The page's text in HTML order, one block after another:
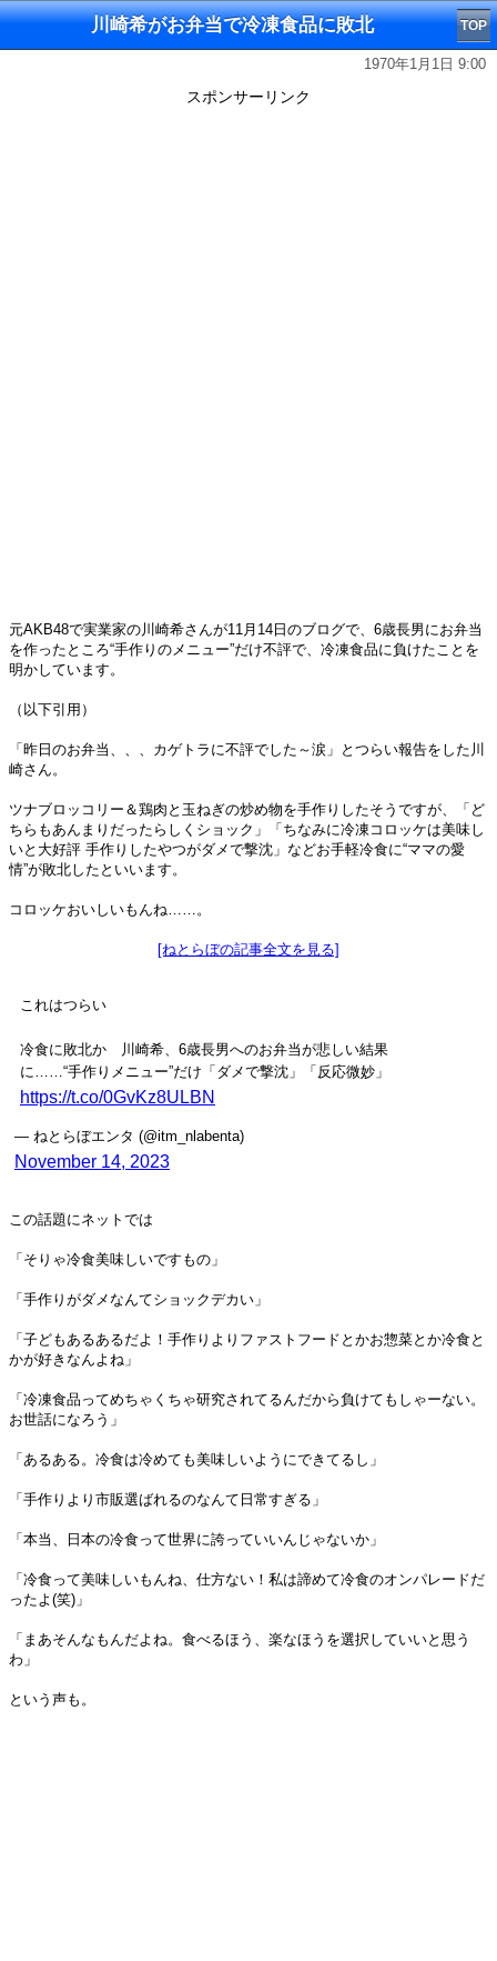
川崎希がお弁当で冷凍食品に敗北 TOP
1970年1月1日 9:00
スポンサーリンク
元AKB48で実業家の川崎希さんが11月14日のブログで、6歳長男にお弁当
を作ったところ“手作りのメニュー”だけ不評で、冷凍食品に負けたことを
明かしています。
（以下引用）
「昨日のお弁当、、、カゲトラに不評でした～涙」とつらい報告をした川
崎さん。
ツナブロッコリー＆鶏肉と玉ねぎの炒め物を手作りしたそうですが、「ど
ちらもあんまりだったらしくショック」「ちなみに冷凍コロッケは美味し
いと大好評 手作りしたやつがダメで撃沈」などお手軽冷食に“ママの愛
情”が敗北したといいます。
コロッケおいしいもんね……。
[ねとらぼの記事全文を見る]
これはつらい
冷食に敗北か 川崎希、6歳長男へのお弁当が悲しい結果
に……“手作りメニュー”だけ「ダメで撃沈」「反応微妙」
https://t.co/0GvKz8ULBN
— ねとらぼエンタ (@itm_nlabenta)
November 14, 2023
この話題にネットでは
「そりゃ冷食美味しいですもの」
「手作りがダメなんてショックデカい」
「子どもあるあるだよ！手作りよりファストフードとかお惣菜とか冷食と
かが好きなんよね」
「冷凍食品ってめちゃくちゃ研究されてるんだから負けてもしゃーない。
お世話になろう」
「あるある。冷食は冷めても美味しいようにできてるし」
「手作りより市販選ばれるのなんて日常すぎる」
「本当、日本の冷食って世界に誇っていいんじゃないか」
「冷食って美味しいもんね、仕方ない！私は諦めて冷食のオンパレードだ
ったよ(笑)」
「まあそんなもんだよね。食べるほう、楽なほうを選択していいと思う
わ」
という声も。